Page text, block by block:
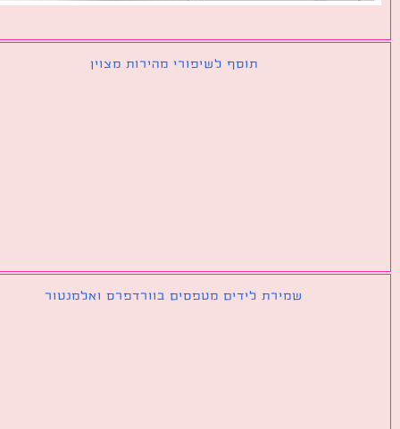
תוסף לשיפורי מהירות מצוין
שמירת לידים מטפסים בוורדפרס ואלמנטור